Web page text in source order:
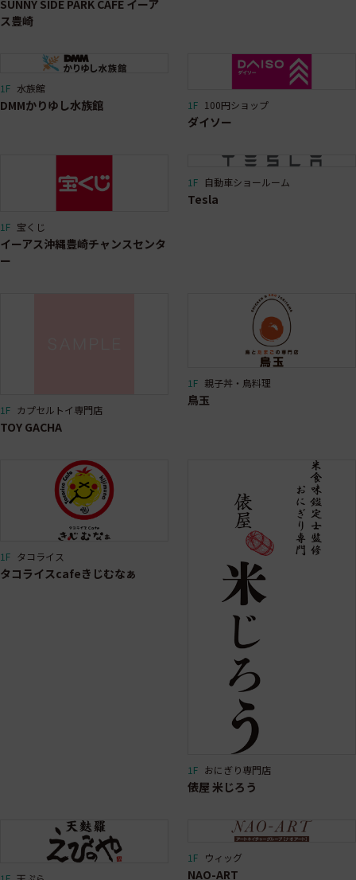
SUNNY SIDE PARK CAFE イーア
ス豊崎
1F 水族館
DMMかりゆし水族館 1F 100円ショップ
ダイソー
1F 宝くじ
イーアス沖縄豊崎チャンスセンタ
ー
1F 自動車ショールーム
Tesla
1F カプセルトイ専門店
TOY GACHA
1F 親子丼・鳥料理
鳥玉
1F タコライス
タコライスcafeきじむなぁ
1F おにぎり専門店
俵屋 米じろう
1F ウィッグ
NAO-ART